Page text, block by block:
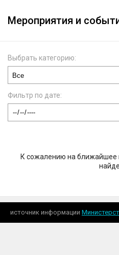
Мероприятия и
Выбрать категорию:
Фильтр по дате:
К сожалению на ближайшее
источник информации